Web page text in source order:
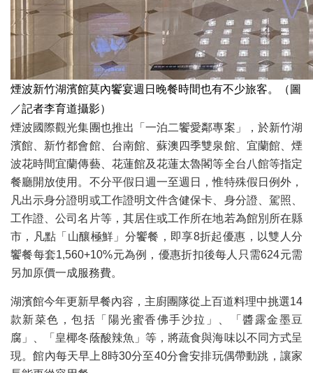
煙波新竹湖濱館莫內饗宴週日晚餐時間也有不少旅客。（圖
／記者李育道攝影）
煙波國際觀光集團也推出「一泊二饗愛鄰專案」，於新竹湖
濱館、新竹都會館、台南館、蘇澳四季雙泉館、宜蘭館、煙
波花時間宜蘭傳藝、花蓮館及花蓮太魯閣等全台八館等指定
餐廳開放使用。不分平假日週一至週日，惟特殊假日例外，
凡出示身分證明或工作證明文件含健保卡、身分證、駕照、
工作證、公司名片等，其居住或工作所在地若為館別所在縣
市，凡點「山釀極鮮」分饗餐，即享8折起優惠，以雙人分
饗餐每套1,560+10%元為例，優惠折扣後每人只需624元需
另加原價一成服務費。
湖濱館今年更新早餐內容，主廚團隊從上百道料理中挑選14
款新菜色，包括「陽光蜜香佛手沙拉」、「醬露金墨豆
腐」、「皇椰冬蔭酸辣魚」等，將蔬食與海味以不同方式呈
現。館內每天早上8時30分至40分會安排玩偶帶動跳，讓家